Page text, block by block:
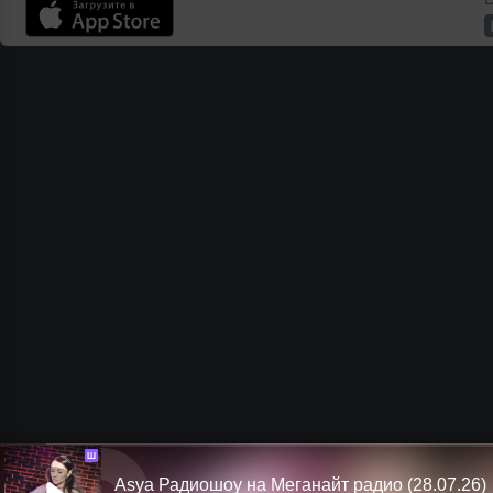
Ш
Asya Радиошоу на Меганайт радио (28.07.26)